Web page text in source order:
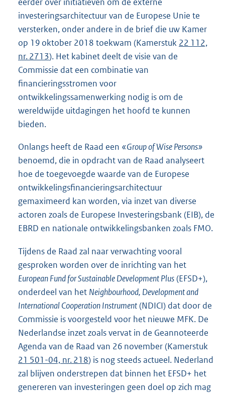
investeringsarchitectuur van de Europese Unie te
versterken, onder andere in de brief die uw Kamer
op 19 oktober 2018 toekwam (Kamerstuk 22 112,
nr. 2713). Het kabinet deelt de visie van de
Commissie dat een combinatie van
financieringsstromen voor
ontwikkelingssamenwerking nodig is om de
wereldwijde uitdagingen het hoofd te kunnen
bieden.
Onlangs heeft de Raad een «Group of Wise Persons»
benoemd, die in opdracht van de Raad analyseert
hoe de toegevoegde waarde van de Europese
ontwikkelingsfinancieringsarchitectuur
gemaximeerd kan worden, via inzet van diverse
actoren zoals de Europese Investeringsbank (EIB), de
EBRD en nationale ontwikkelingsbanken zoals FMO.
Tijdens de Raad zal naar verwachting vooral
gesproken worden over de inrichting van het
European Fund for Sustainable Development Plus(EFSD+),
onderdeel van het Neighbourhood, Development and
International Cooperation Instrument(NDICI) dat door de
Commissie is voorgesteld voor het nieuwe MFK. De
Nederlandse inzet zoals vervat in de Geannoteerde
Agenda van de Raad van 26 november (Kamerstuk
21 501-04, nr. 218) is nog steeds actueel. Nederland
zal blijven onderstrepen dat binnen het EFSD+ het
genereren van investeringen geen doel op zich mag